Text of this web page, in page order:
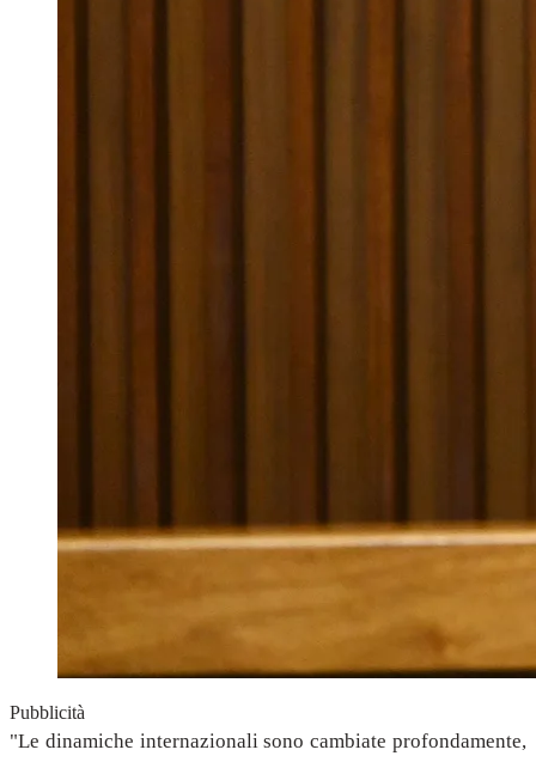
Pubblicità
"Le dinamiche internazionali sono cambiate profondamente,